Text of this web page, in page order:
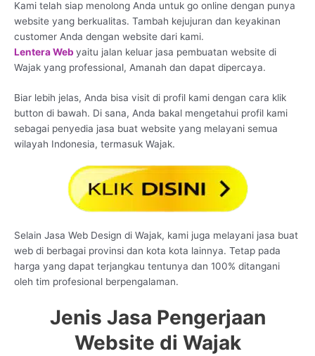
Kami telah siap menolong Anda untuk go online dengan punya
website yang berkualitas. Tambah kejujuran dan keyakinan
customer Anda dengan website dari kami.
Lentera Web yaitu jalan keluar jasa pembuatan website di
Wajak yang professional, Amanah dan dapat dipercaya.
Biar lebih jelas, Anda bisa visit di profil kami dengan cara klik
button di bawah. Di sana, Anda bakal mengetahui profil kami
sebagai penyedia jasa buat website yang melayani semua
wilayah Indonesia, termasuk Wajak.
Selain Jasa Web Design di Wajak, kami juga melayani jasa buat
web di berbagai provinsi dan kota kota lainnya. Tetap pada
harga yang dapat terjangkau tentunya dan 100% ditangani
oleh tim profesional berpengalaman.
Jenis Jasa Pengerjaan
Website di Wajak